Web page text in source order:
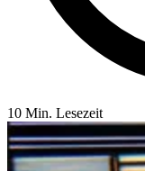
10 Min. Lesezeit